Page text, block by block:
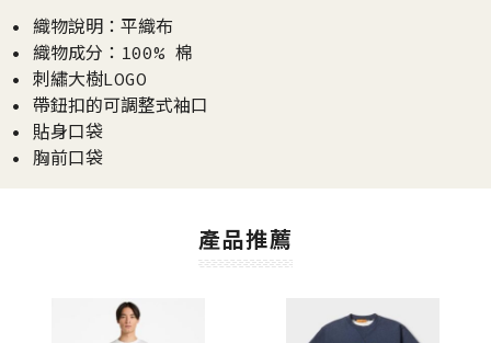
• 織物說明：平織布
• 織物成分：100% 棉
• 刺繡大樹LOGO
• 帶鈕扣的可調整式袖口
• 貼身口袋
• 胸前口袋
產品推薦